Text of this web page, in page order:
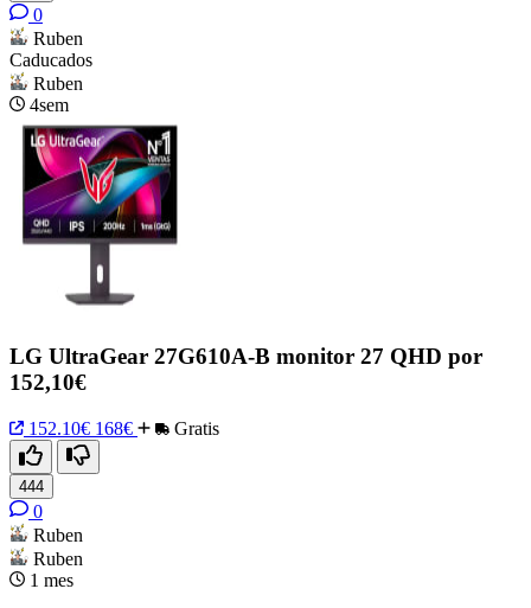
0
Ruben
Caducados
Ruben
4sem
LG UltraGear 27G610A-B monitor 27 QHD por
152,10€
152.10€ 168€ Gratis
444
0
Ruben
Ruben
1 mes